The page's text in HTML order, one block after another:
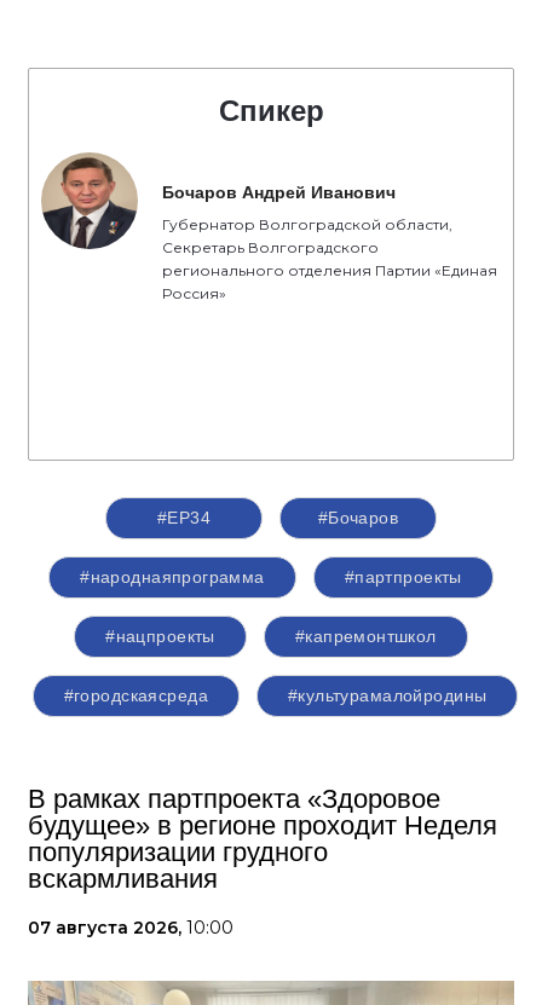
Спикер
Бочаров Андрей Иванович
Губернатор Волгоградской области,
Секретарь Волгоградского
регионального отделения Партии «Единая
Россия»
#ЕР34 #Бочаров
#народнаяпрограмма #партпроекты
#нацпроекты #капремонтшкол
#городскаясреда #культурамалойродины
В рамках партпроекта «Здоровое
будущее» в регионе проходит Неделя
популяризации грудного
вскармливания
07 августа 2026, 10:00